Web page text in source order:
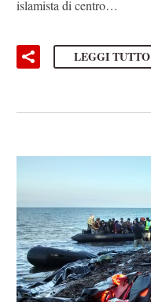
islamista di centro…
LEGGI TUTTO